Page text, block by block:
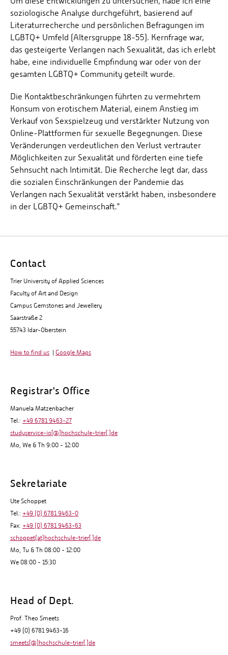
soziologische Analyse durchgeführt, basierend auf
Literaturrecherche und persönlichen Befragungen im
LGBTQ+ Umfeld (Altersgruppe 18-55). Kernfrage war,
das gesteigerte Verlangen nach Sexualität, das ich erlebt
habe, eine individuelle Empfindung war oder von der
gesamten LGBTQ+ Community geteilt wurde.
Die Kontaktbeschränkungen führten zu vermehrtem
Konsum von erotischem Material, einem Anstieg im
Verkauf von Sexspielzeug und verstärkter Nutzung von
Online-Plattformen für sexuelle Begegnungen. Diese
Veränderungen verdeutlichen den Verlust vertrauter
Möglichkeiten zur Sexualität und förderten eine tiefe
Sehnsucht nach Intimität. Die Recherche legt dar, dass
die sozialen Einschränkungen der Pandemie das
Verlangen nach Sexualität verstärkt haben, insbesondere
in der LGBTQ+ Gemeinschaft."
Contact
Trier University of Applied Sciences
Faculty of Art and Design
Campus Gemstones and Jewellery
Saarstraße 2
55743 Idar-Oberstein
How to find us Google Maps
Registrar's Office
Manuela Matzenbacher
Tel.: +49 6781 9463-27
studyservice-io[@]hochschule-trier[.]de
Mo, We & Th 9:00 - 12:00
Sekretariate
Ute Schoppet
Tel.: +49 (0) 6781 9463-0
Fax: +49 (0) 6781 9463-63
schoppet(at)hochschule-trier[.]de
Mo, Tu & Th 08:00 - 12:00
We 08:00 - 15:30
Head of Dept.
Prof. Theo Smeets
+49 (0) 6781 9463-16
smeets[@]hochschule-trier[.]de